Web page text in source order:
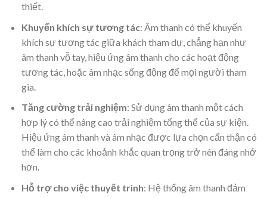
thiết.
Khuyến khích sự tương tác: Âm thanh có thể khuyến
khích sự tương tác giữa khách tham dự, chẳng hạn như
âm thanh vỗ tay, hiệu ứng âm thanh cho các hoạt động
tương tác, hoặc âm nhạc sống động để mọi người tham
gia.
Tăng cường trải nghiệm: Sử dụng âm thanh một cách
hợp lý có thể nâng cao trải nghiệm tổng thể của sự kiện.
Hiệu ứng âm thanh và âm nhạc được lựa chọn cẩn thận có
thể làm cho các khoảnh khắc quan trọng trở nên đáng nhớ
hơn.
Hỗ trợ cho việc thuyết trình: Hệ thống âm thanh đảm